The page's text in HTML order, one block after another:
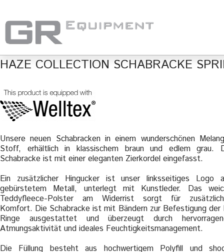
HAZE COLLECTION SCHABRACKE
Unsere neuen Schabracken in einem wunderschönen
Stoff, erhältlich in klassischem braun und edlem grau.
Schabracke ist mit einer eleganten Zierkordel eingefasst.
Ein zusätzlicher Hingucker ist unser linksseitiges Logo
gebürstetem Metall, unterlegt mit Kunstleder. Das
Teddyfleece-Polster am Widerrist sorgt für
Komfort. Die Schabracke ist mit Bändern zur Befestigung der
Ringe ausgestattet und überzeugt durch
Atmungsaktivität und ideales Feuchtigkeitsmanagement.
Die Füllung besteht aus hochwertigem Polyfill und